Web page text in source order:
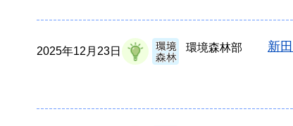
2025年12月23日 環境森林部 新